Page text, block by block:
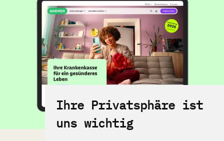
Ihre Privatsphäre ist
uns wichtig